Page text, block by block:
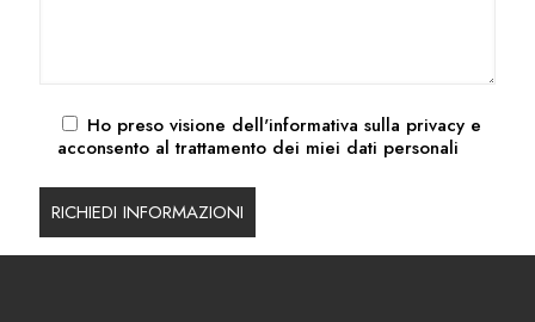
Ho preso visione dell'informativa sulla privacy e
acconsento al trattamento dei miei dati personali